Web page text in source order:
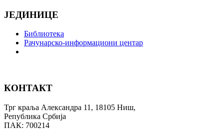
ЈЕДИНИЦЕ
Библиотека
Рачунарско-информациони центар
КОНТАКТ
Трг краља Александра 11, 18105 Ниш,
Република Србија
ПАК: 700214